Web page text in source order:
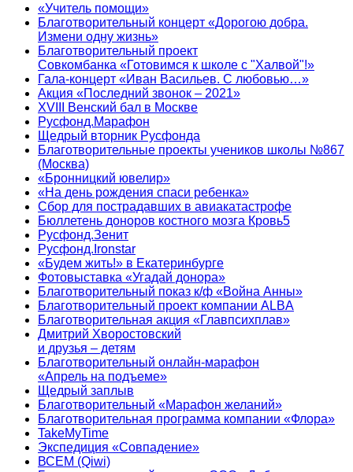
«Учитель помощи»
Благотворительный концерт «Дорогою добра.
Измени одну жизнь»
Благотворительный проект
Совкомбанка «Готовимся к школе с "Халвой"!»
Гала-концерт «Иван Васильев. С любовью…»
Акция «Последний звонок – 2021»
XVIII Венский бал в Москве
Русфонд.Марафон
Щедрый вторник Русфонда
Благотворительные проекты учеников школы №867
(Москва)
«Бронницкий ювелир»
«На день рождения спаси ребенка»
Сбор для пострадавших в авиакатастрофе
Бюллетень доноров костного мозга Кровь5
Русфонд.Зенит
Русфонд.Ironstar
«Будем жить!» в Екатеринбурге
Фотовыставка «Угадай донора»
Благотворительный показ к/ф «Война Анны»
Благотворительный проект компании ALBA
Благотворительная акция «Главпсихплав»
Дмитрий Хворостовский
и друзья – детям
Благотворительный онлайн‑марафон
«Апрель на подъеме»
Щедрый заплыв
Благотворительный «Марафон желаний»
Благотворительная программа компании «Флора»
TakeMyTime
Экспедиция «Совпадение»
ВСЕМ (Qiwi)